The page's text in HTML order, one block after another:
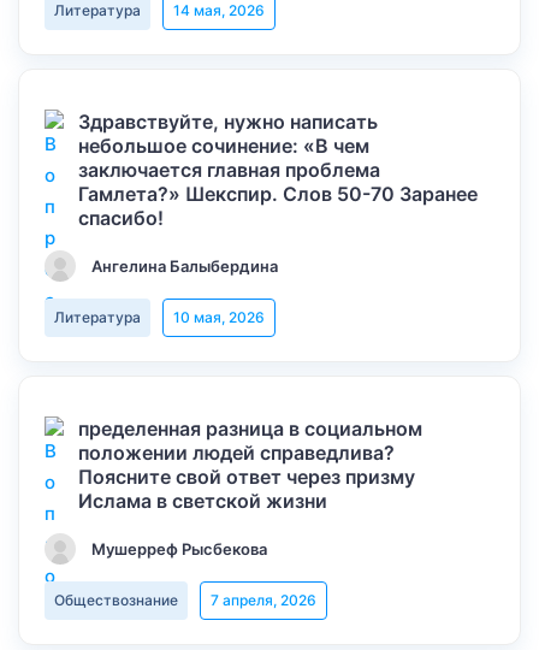
Литература 14 мая, 2026
Здравствуйте, нужно написать
небольшое сочинение: «В чем
заключается главная проблема
Гамлета?» Шекспир. Слов 50-70 Заранее
спасибо!
Ангелина Балыбердина
Литература 10 мая, 2026
пределенная разница в социальном
положении людей справедлива?
Поясните свой ответ через призму
Ислама в светской жизни
Мушерреф Рысбекова
Обществознание 7 апреля, 2026